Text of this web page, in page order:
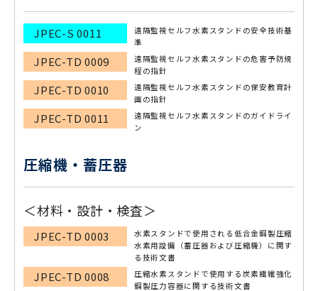
JPEC-S 0011
遠隔監視セルフ水素スタンドの安全技術基
準
JPEC-TD 0009
遠隔監視セルフ水素スタンドの危害予防規
程の指針
JPEC-TD 0010
遠隔監視セルフ水素スタンドの保安教育計
画の指針
JPEC-TD 0011
遠隔監視セルフ水素スタンドのガイドライ
ン
圧縮機・蓄圧器
＜材料・設計・検査＞
JPEC-TD 0003
水素スタンドで使用される低合金鋼製圧縮
水素用設備（蓄圧器および圧縮機）に関す
る技術文書
JPEC-TD 0008
圧縮水素スタンドで使用する炭素繊維強化
鋼製圧力容器に関する技術文書